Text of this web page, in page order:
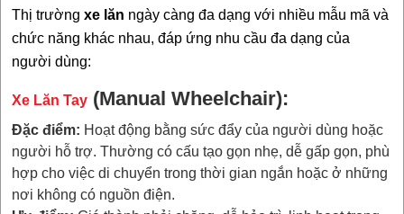
Thị trường xe lăn ngày càng đa dạng với nhiều mẫu mã và
chức năng khác nhau, đáp ứng nhu cầu đa dạng của
người dùng:
Xe Lăn Tay (Manual Wheelchair):
Đặc điểm: Hoạt động bằng sức đẩy của người dùng hoặc
người hỗ trợ. Thường có cấu tạo gọn nhẹ, dễ gấp gọn, phù
hợp cho việc di chuyển trong thời gian ngắn hoặc ở những
nơi không có nguồn điện.